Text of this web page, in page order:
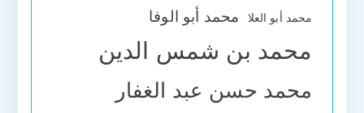
محمد أبو العلا محمد أبو الوفا
محمد بن شمس الدين
محمد حسن عبد الغفار